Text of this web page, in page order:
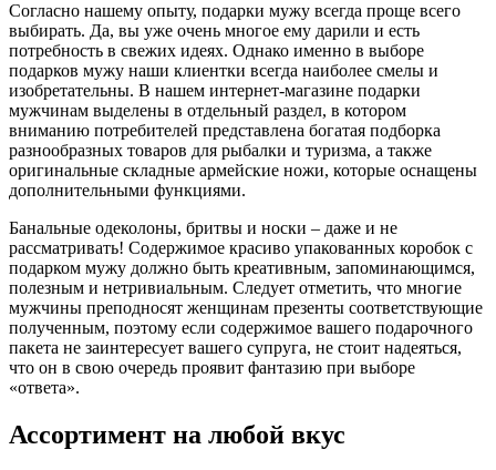
Согласно нашему опыту, подарки мужу всегда проще всего
выбирать. Да, вы уже очень многое ему дарили и есть
потребность в свежих идеях. Однако именно в выборе
подарков мужу наши клиентки всегда наиболее смелы и
изобретательны. В нашем интернет-магазине подарки
мужчинам выделены в отдельный раздел, в котором
вниманию потребителей представлена богатая подборка
разнообразных товаров для рыбалки и туризма, а также
оригинальные складные армейские ножи, которые оснащены
дополнительными функциями.
Банальные одеколоны, бритвы и носки – даже и не
рассматривать! Содержимое красиво упакованных коробок с
подарком мужу должно быть креативным, запоминающимся,
полезным и нетривиальным. Следует отметить, что многие
мужчины преподносят женщинам презенты соответствующие
полученным, поэтому если содержимое вашего подарочного
пакета не заинтересует вашего супруга, не стоит надеяться,
что он в свою очередь проявит фантазию при выборе
«ответа».
Ассортимент на любой вкус